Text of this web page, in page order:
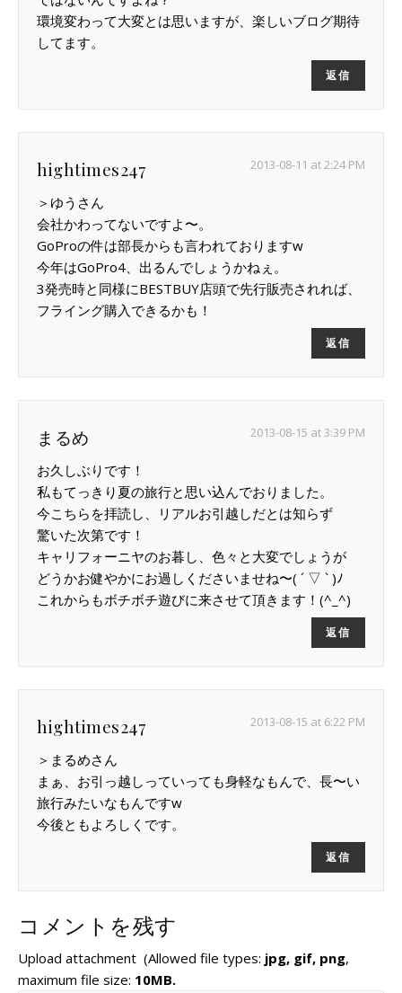
環境変わって大変とは思いますが、楽しいブログ期待
してます。
返信
hightimes247 2013-08-11 at 2:24 PM
＞ゆうさん
会社かわってないですよ〜。
GoProの件は部長からも言われておりますw
今年はGoPro4、出るんでしょうかねぇ。
3発売時と同様にBESTBUY店頭で先行販売されれば、
フライング購入できるかも！
返信
まるめ 2013-08-15 at 3:39 PM
お久しぶりです！
私もてっきり夏の旅行と思い込んでおりました。
今こちらを拝読し、リアルお引越しだとは知らず
驚いた次第です！
キャリフォーニヤのお暮し、色々と大変でしょうが
どうかお健やかにお過しくださいませね〜( ´ ▽ ` )ﾉ
これからもボチボチ遊びに来させて頂きます！(^_^)
返信
hightimes247 2013-08-15 at 6:22 PM
＞まるめさん
まぁ、お引っ越しっていっても身軽なもんで、長〜い
旅行みたいなもんですw
今後ともよろしくです。
返信
コメントを残す
Upload attachment (Allowed file types: jpg, gif, png,
maximum file size: 10MB.